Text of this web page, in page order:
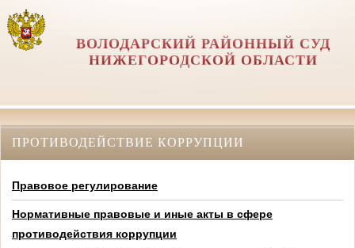
ВОЛОДАРСКИЙ РАЙОННЫЙ СУД
НИЖЕГОРОДСКОЙ ОБЛАСТИ
ПРОТИВОДЕЙСТВИЕ КОРРУПЦИИ
Правовое регулирование
Нормативные правовые и иные акты в сфере
противодействия коррупции